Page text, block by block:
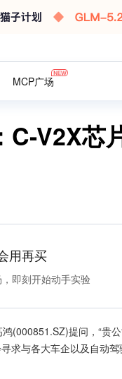
MCP广场
C-V2X芯
用再买
即刻开始动手实验
(000851.SZ)提问，“贵
求与各大车企以及自动驾